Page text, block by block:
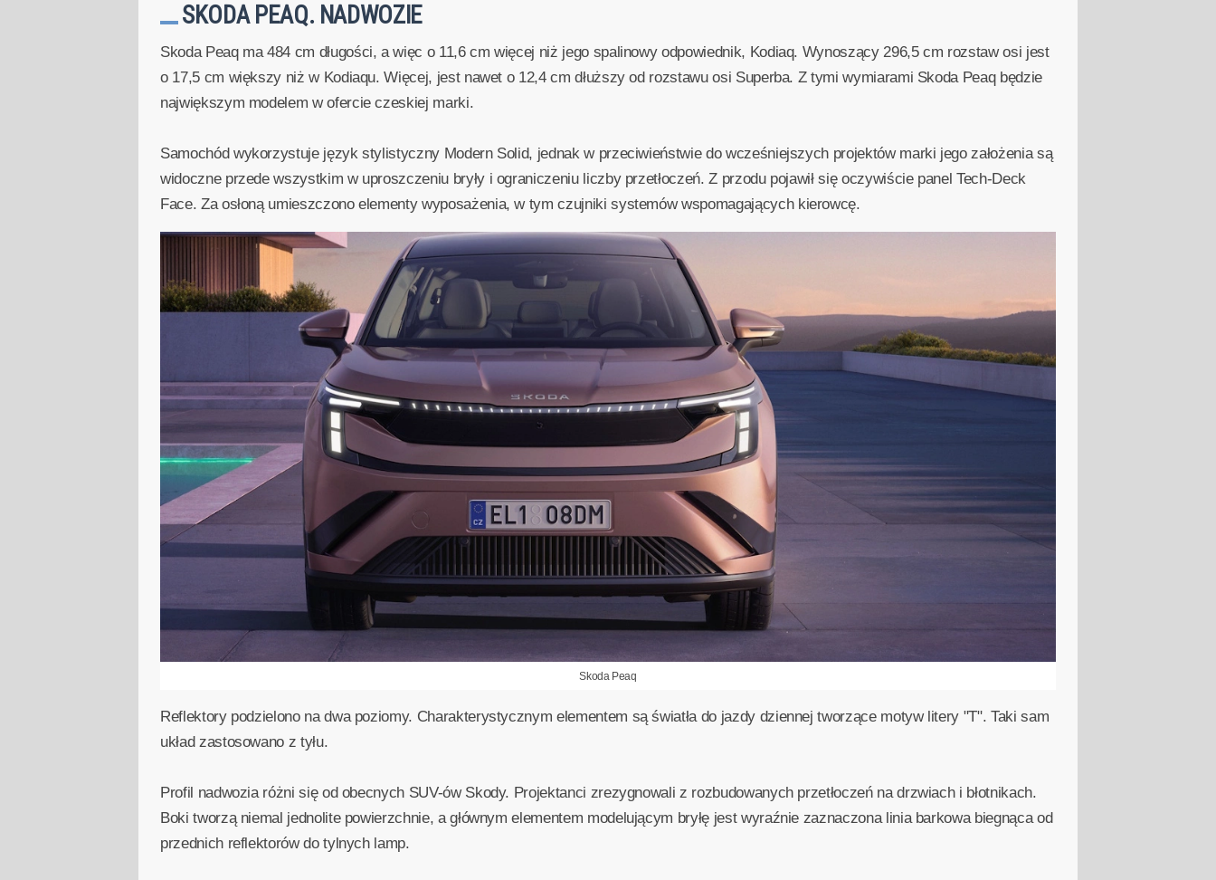
SKODA PEAQ. NADWOZIE
Skoda Peaq ma 484 cm długości, a więc o 11,6 cm więcej niż jego spalinowy odpowiednik, Kodiaq. Wynoszący 296,5 cm rozstaw osi jest
o 17,5 cm większy niż w Kodiaqu. Więcej, jest nawet o 12,4 cm dłuższy od rozstawu osi Superba. Z tymi wymiarami Skoda Peaq będzie
największym modelem w ofercie czeskiej marki.
Samochód wykorzystuje język stylistyczny Modern Solid, jednak w przeciwieństwie do wcześniejszych projektów marki jego założenia są
widoczne przede wszystkim w uproszczeniu bryły i ograniczeniu liczby przetłoczeń. Z przodu pojawił się oczywiście panel Tech-Deck
Face. Za osłoną umieszczono elementy wyposażenia, w tym czujniki systemów wspomagających kierowcę.
Skoda Peaq
Reflektory podzielono na dwa poziomy. Charakterystycznym elementem są światła do jazdy dziennej tworzące motyw litery "T". Taki sam
układ zastosowano z tyłu.
Profil nadwozia różni się od obecnych SUV-ów Skody. Projektanci zrezygnowali z rozbudowanych przetłoczeń na drzwiach i błotnikach.
Boki tworzą niemal jednolite powierzchnie, a głównym elementem modelującym bryłę jest wyraźnie zaznaczona linia barkowa biegnąca od
przednich reflektorów do tylnych lamp.